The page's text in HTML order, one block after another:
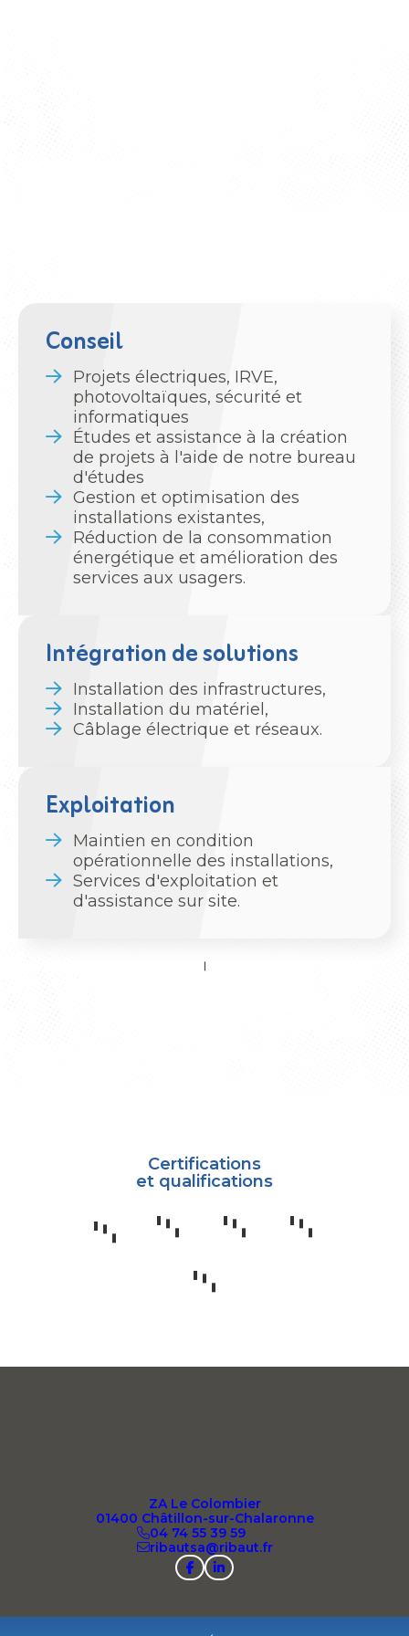
Conseil
Projets électriques, IRVE,
photovoltaïques, sécurité et
informatiques
Études et assistance à la création
de projets à l'aide de notre bureau
d'études
Gestion et optimisation des
installations existantes,
Réduction de la consommation
énergétique et amélioration des
services aux usagers.
Intégration de solutions
Installation des infrastructures,
Installation du matériel,
Câblage électrique et réseaux.
Exploitation
Maintien en condition
opérationnelle des installations,
Services d'exploitation et
d'assistance sur site.
Certifications
et qualifications
ZA Le Colombier
01400 Châtillon-sur-Chalaronne
04 74 55 39 59
ribautsa@ribaut.fr